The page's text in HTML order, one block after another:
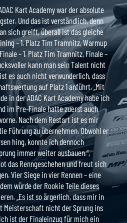
Kart Academy war der absolute
Und das ist verständlich, denn
sich greift, überall ist das gleiche
– 1. Platz Tim Tramnitz, Warmup
– 1. Platz Tim Tramnitz, Finale –
kann man sein Talent nicht
es auch nicht verwunderlich, dass
auf Platz 1 anführt. „Mit
in der ADAC Kart Academy habe ich
im Pre-Finale hatte zuerst auch
Nach dem Restart ist es mir
Führung zu übernehmen. Obwohl er
hing, konnte ich dennoch
immer weiter ausbauen.“,
das Renngeschehen und freut sich
Vier Siege in vier Rennen – eine
würde der Rookie Teile dieses
„Es ist so ärgerlich, dass mir in
Meisterschaft nicht der Sprung ins
ist der Finaleinzug für mich ein